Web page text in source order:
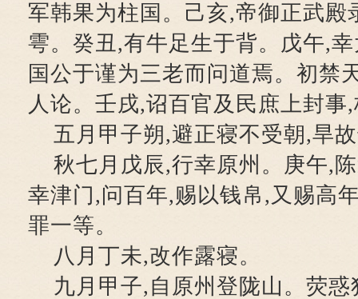
军韩果为柱国。己亥,帝御正武殿
雩。癸丑,有牛足生于背。戊午,
国公于谨为三老而问道焉。初禁
人论。壬戌,诏百官及民庶上封事
五月甲子朔,避正寝不受朝,旱
秋七月戊辰,行幸原州。庚午,
幸津门,问百年,赐以钱帛,又赐高
罪一等。
八月丁未,改作露寝。
九月甲子,自原州登陇山。荧